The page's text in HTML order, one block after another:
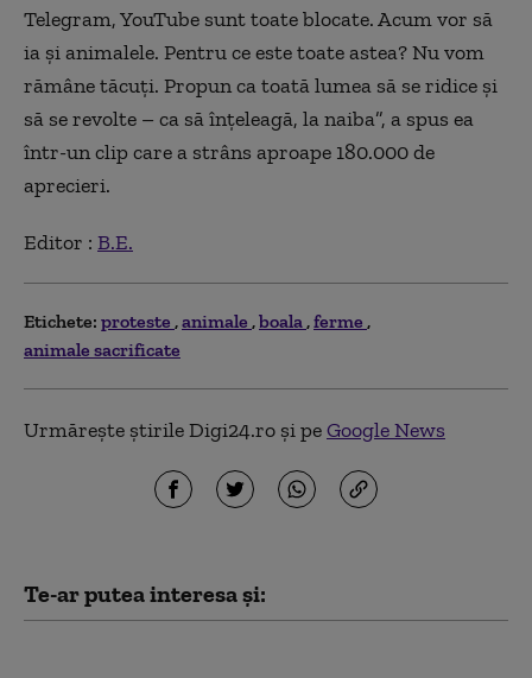
Telegram, YouTube sunt toate blocate. Acum vor să
ia și animalele. Pentru ce este toate astea? Nu vom
rămâne tăcuți. Propun ca toată lumea să se ridice și
să se revolte – ca să înțeleagă, la naiba”, a spus ea
într-un clip care a strâns aproape 180.000 de
aprecieri.
Editor : B.E.
Etichete: proteste animale boala ferme
animale sacrificate
Urmărește știrile Digi24.ro și peGoogle News
Te-ar putea interesa și: